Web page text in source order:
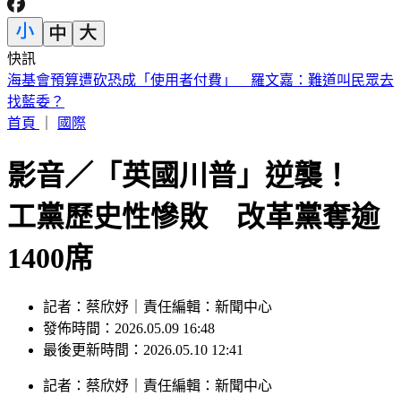
快訊
桃園85歲嬤遭「鐵拐狂砸」亡！老伴自首殺人 兒媳返家驚見
慘狀
首頁
國際
影音／「英國川普」逆襲！
工黨歷史性慘敗 改革黨奪逾
1400席
記者：蔡欣妤｜責任編輯：新聞中心
發佈時間：2026.05.09 16:48
最後更新時間：2026.05.10 12:41
記者 ： 蔡欣妤 責任編輯 ： 新聞中心